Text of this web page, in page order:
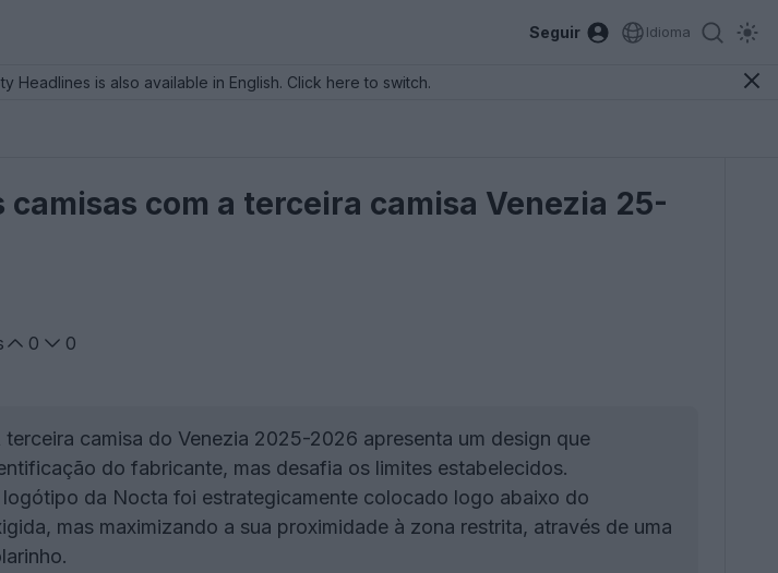
Seguir Idioma
Headlines is also available in English. Click here to switch.
com a terceira camisa Venezia 25-
0
0
terceira camisa do Venezia 2025-2026 apresenta um design que
do fabricante, mas desafia os limites estabelecidos.
logótipo da Nocta foi estrategicamente colocado logo abaixo do
mas maximizando a sua proximidade à zona restrita, através de uma